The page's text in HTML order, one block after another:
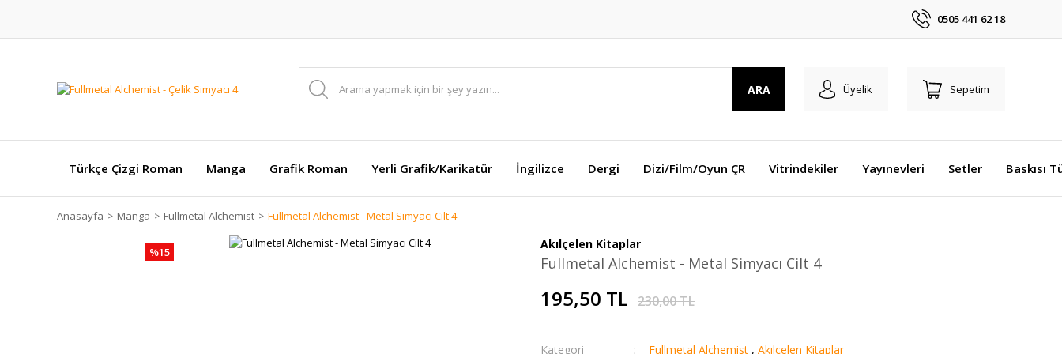
0505 441 62 18
ARA Üyelik Sepetim
Türkçe Çizgi Roman Manga Grafik Roman Yerli Grafik/Karikatür İngilizce Dergi Dizi/Film/Oyun ÇR Vitrindekiler Yayınevleri Setler Baskısı
Anasayfa Manga Fullmetal Alchemist Fullmetal Alchemist - Metal Simyacı Cilt 4
%15
Akılçelen Kitaplar
Fullmetal Alchemist - Metal Simyacı Cilt 4
195,50 TL 230,00 TL
Kategori Fullmetal Alchemist , Akılçelen Kitaplar